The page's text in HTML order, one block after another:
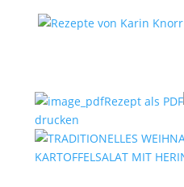
Rezept als PDF
drucken